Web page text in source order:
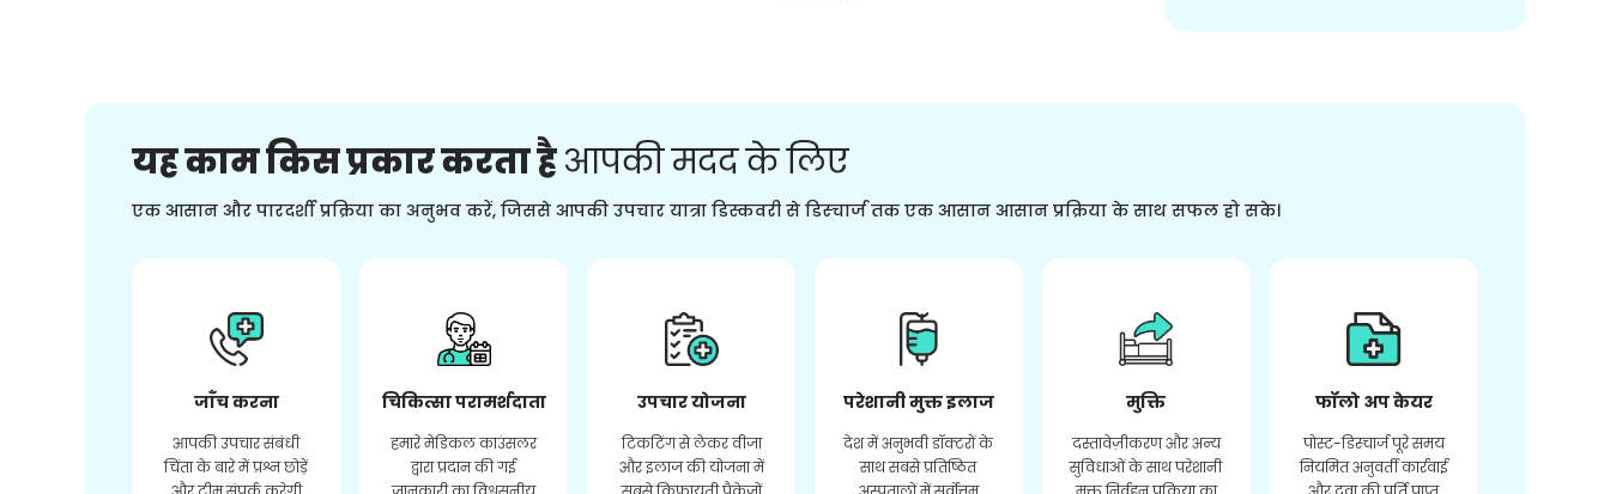
यह काम किस प्रकार करता हैआपकी मदद के लिए
एक आसान और पारदर्शी प्रक्रिया का अनुभव करें, जिससे आपकी उपचार यात्रा डिस्कवरी से डिस्चार्ज तक एक आसान आसान प्रक्रिया के साथ सफल हो सके।
जाँच करना
आपकी उपचार संबंधी
चिंता के बारे में प्रश्न छोड़ें
चिकित्सा परामर्शदाता
हमारे मेडिकल काउंसलर
द्वारा प्रदान की गई
उपचार योजना
टिकटिंग से लेकर वीजा
और इलाज की योजना में
परेशानी मुक्त इलाज
देश में अनुभवी डॉक्टरों के
साथ सबसे प्रतिष्ठित
मुक्ति
दस्तावेज़ीकरण और अन्य
सुविधाओं के साथ परेशानी
फॉलो अप केयर
पोस्ट-डिस्चार्ज पूरे समय
नियमित अनुवर्ती कार्रवाई